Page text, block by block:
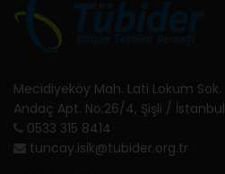
Mecidiyeköy Mah. Lati Lokum Sok.
Andaç Apt. No:26/4, Şişli / İstanbul
0533 315 8414
tuncay.isik@tubider.org.tr